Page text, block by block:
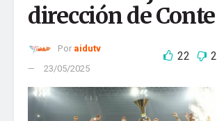
Nombre*
dirección de Conte
Por aidutv
23/05/2025
22 2